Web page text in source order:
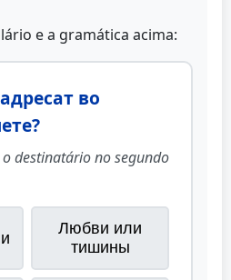
e a gramática acima:
во
destinatário no segundo
Любви или
тишины